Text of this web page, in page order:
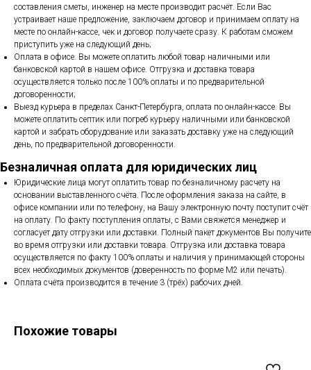
составления сметы, инженер на месте производит расчёт. Если Вас
устраивает наше предложение, заключаем договор и принимаем оплату на
месте по онлайн-кассе, чек и договор получаете сразу. К работам сможем
приступить уже на следующий день;
Оплата в офисе. Вы можете оплатить любой товар наличными или
банковской картой в нашем офисе. Отгрузка и доставка товара
осуществляется только после 100% оплаты и по предварительной
договоренности;
Выезд курьера в пределах Санкт-Петербурга, оплата по онлайн-кассе. Вы
можете оплатить септик или погреб курьеру наличными или банковской
картой и забрать оборудование или заказать доставку уже на следующий
день, по предварительной договоренности.
Безналичная оплата для юридических лиц
Юридические лица могут оплатить товар по безналичному расчету на
основании выставленного счёта. После оформления заказа на сайте, в
офисе компании или по телефону, на Вашу электронную почту поступит счёт
на оплату. По факту поступления оплаты, с Вами свяжется менеджер и
согласует дату отгрузки или доставки. Полный пакет документов Вы получите
во время отгрузки или доставки товара. Отгрузка или доставка товара
осуществляется по факту 100% оплаты и наличия у принимающей стороны
всех необходимых документов (доверенность по форме М2 или печать).
Оплата счёта производится в течение 3 (трёх) рабочих дней.
Похожие товары